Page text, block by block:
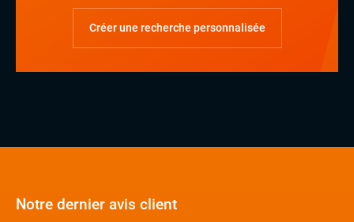
Créer une recherche personnalisée
Notre dernier avis client